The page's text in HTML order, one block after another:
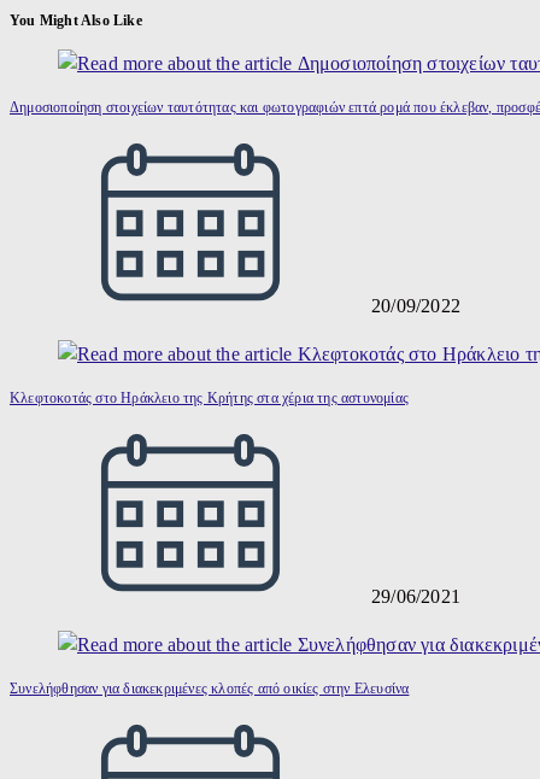
Μοιραστείτε
You Might Also Like
Δημοσιοποίηση στοιχείων ταυτότητας και φωτογραφιών επτά ρομά που έκλεβαν,
20/09/2022
Κλεφτοκοτάς στο Ηράκλειο της Κρήτης στα χέρια της αστυνομίας
29/06/2021
Συνελήφθησαν για διακεκριμένες κλοπές από οικίες στην Ελευσίνα